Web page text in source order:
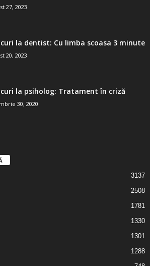
27, 2023
la dentist: Cu limba scoasa 3 minute
20, 2023
la psiholog: Tratament în criză
30, 2020
3137
2508
1781
1330
1301
1288